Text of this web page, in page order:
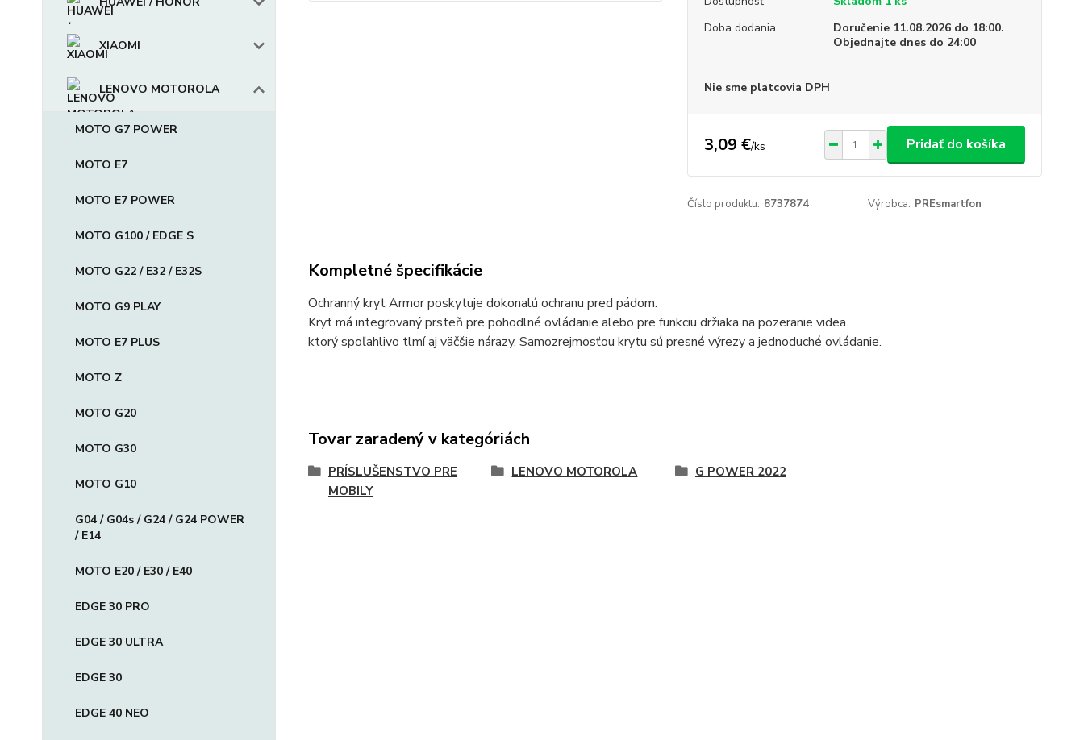
XIAOMI
LENOVO MOTOROLA
MOTO G7 POWER
MOTO E7
MOTO E7 POWER
MOTO G100 / EDGE S
MOTO G22 / E32 / E32S
MOTO G9 PLAY
MOTO E7 PLUS
MOTO Z
MOTO G20
MOTO G30
MOTO G10
G04 / G04s / G24 / G24 POWER
/ E14
MOTO E20 / E30 / E40
EDGE 30 PRO
EDGE 30 ULTRA
EDGE 30
EDGE 40 NEO
Doba dodania
Doručenie 11.08.2026 do 18:00.
Objednajte dnes do 24:00
Nie sme platcovia DPH
3,09 €/ks Pridať do košíka
Číslo produktu: 8737874 Výrobca: PREsmartfon
Kompletné špecifikácie
Ochranný kryt Armor poskytuje dokonalú ochranu pred pádom.
Kryt má integrovaný prsteň pre pohodlné ovládanie alebo pre funkciu držiaka na pozeranie videa.
ktorý spoľahlivo tlmí aj väčšie nárazy. Samozrejmosťou krytu sú presné výrezy a jednoduché ovládanie.
Tovar zaradený v kategóriách
PRÍSLUŠENSTVO PRE
MOBILY
LENOVO MOTOROLA G POWER 2022